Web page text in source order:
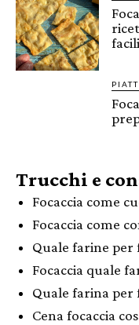
Trucchi e
Focaccia come
Focaccia come
Quale farine per
Focaccia quale
Quale farina per
Cena focaccia